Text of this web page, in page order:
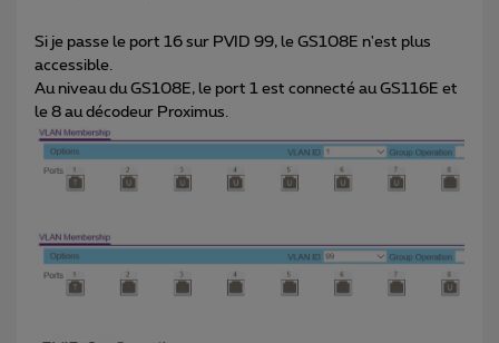
Si je passe le port 16 sur PVID 99, le GS108E n'est plus
accessible.
Au niveau du GS108E, le port 1 est connecté au GS116E et
le 8 au décodeur Proximus.